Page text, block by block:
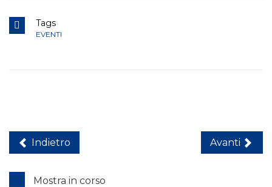
Tags
EVENTI
Indietro Avanti
Mostra in corso